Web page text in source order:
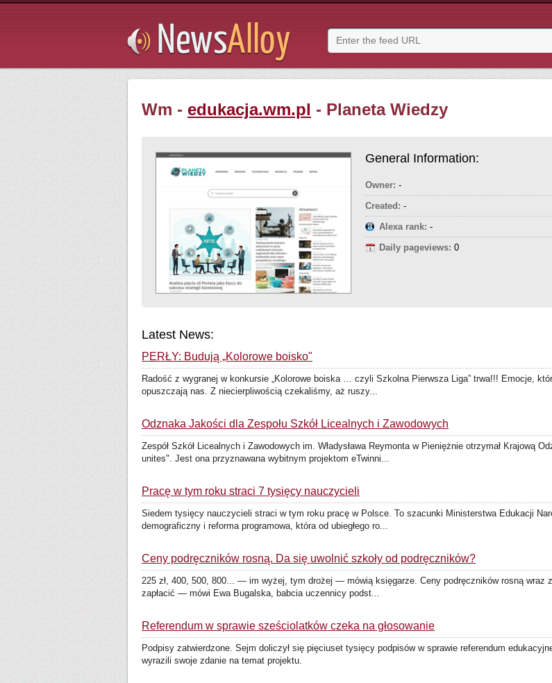
Wm - edukacja.wm.pl - Planeta Wiedzy
General Information:
Owner: -
Created: -
Alexa rank: -
Daily pageviews: 0
Latest News:
PERŁY: Budują „Kolorowe boisko"
Radość z wygranej w konkursie „Kolorowe boiska … czyli Szkolna Pierwsza Liga” trwa!!! Emocje,
opuszczają nas. Z niecierpliwością czekaliśmy, aż ruszy...
Odznaka Jakości dla Zespołu Szkół Licealnych i Zawodowych
Zespół Szkół Licealnych i Zawodowych im. Władysława Reymonta w Pieniężnie otrzymał Krajową
unites". Jest ona przyznawana wybitnym projektom eTwinni...
Pracę w tym roku straci 7 tysięcy nauczycieli
Siedem tysięcy nauczycieli straci w tym roku pracę w Polsce. To szacunki Ministerstwa Edukacji
demograficzny i reforma programowa, która od ubiegłego ro...
Ceny podręczników rosną. Da się uwolnić szkoły od podręczników?
225 zł, 400, 500, 800... — im wyżej, tym drożej — mówią księgarze. Ceny podręczników rosną
zapłacić — mówi Ewa Bugalska, babcia uczennicy podst...
Referendum w sprawie sześciolatków czeka na głosowanie
Podpisy zatwierdzone. Sejm doliczył się pięciuset tysięcy podpisów w sprawie referendum
wyrazili swoje zdanie na temat projektu.